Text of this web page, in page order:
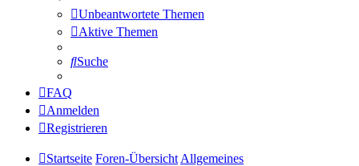
Unbeantwortete Themen
Aktive Themen
Suche
FAQ
Anmelden
Registrieren
Startseite Foren-Übersicht Allgemeines